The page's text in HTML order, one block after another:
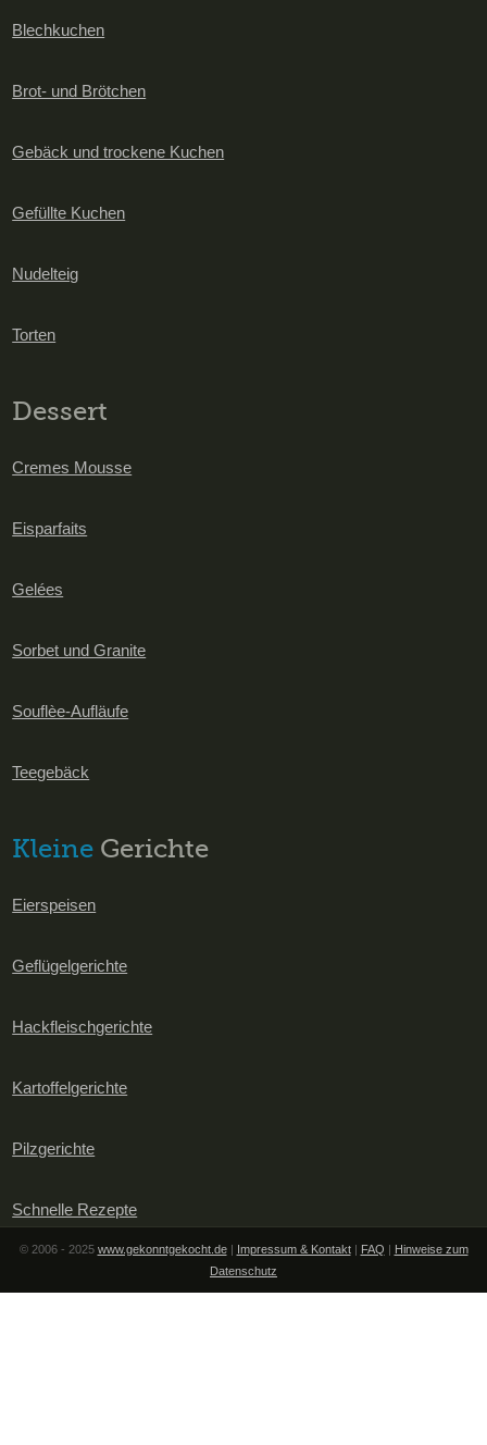
Blechkuchen
Brot- und Brötchen
Gebäck und trockene Kuchen
Gefüllte Kuchen
Nudelteig
Torten
Dessert
Cremes Mousse
Eisparfaits
Gelées
Sorbet und Granite
Souflèe-Aufläufe
Teegebäck
Kleine Gerichte
Eierspeisen
Geflügelgerichte
Hackfleischgerichte
Kartoffelgerichte
Pilzgerichte
Schnelle Rezepte
© 2006 - 2025 www.gekonntgekocht.de| Impressum & Kontakt| FAQ | Hinweise zum
Datenschutz